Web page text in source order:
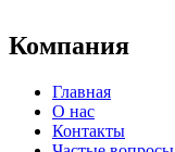
Компания
Главная
О нас
Контакты